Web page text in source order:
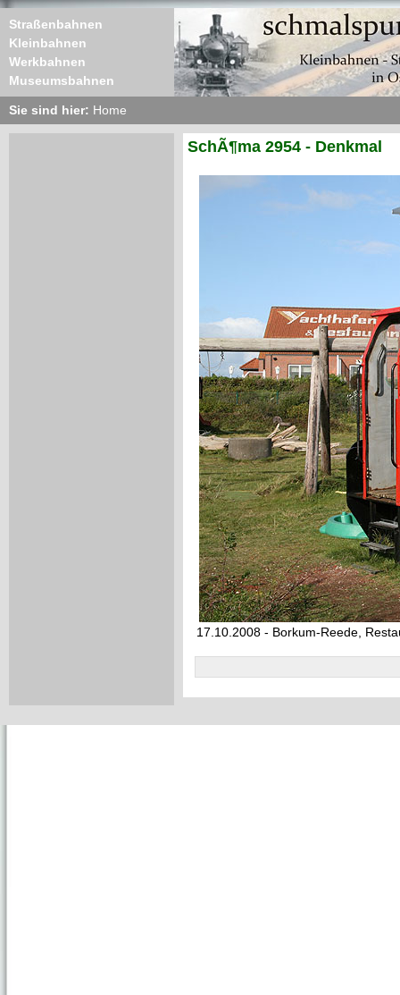
Straßenbahnen
Kleinbahnen
Werkbahnen
Museumsbahnen
Sie sind hier: Home
SchÃ¶ma 2954 - Denkmal
17.10.2008 - Borkum-Reede,